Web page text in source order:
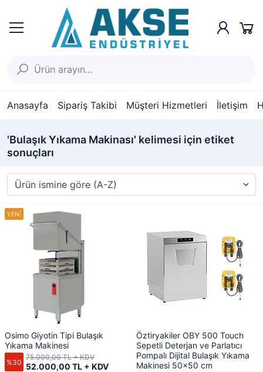
Anasayfa Sipariş Takibi Müşteri Hizmetleri İletişim
'Bulaşık Yıkama Makinası' kelimesi için etiket
sonuçları
Osimo Giyotin Tipi Bulaşık
Yıkama Makinesi
%30 52.000,00 TL + KDV
75.000,00 TL + KDV
Öztiryakiler OBY 500 Touch
Sepetli Deterjan ve Parlatıcı
Pompalı Dijital Bulaşık Yıkama
Makinesi 50x50 cm